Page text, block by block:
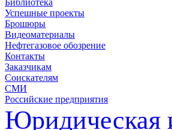
Успешные проекты
Брошюры
Видеоматериалы
Нефтегазовое обозрение
Контакты
Заказчикам
Соискателям
СМИ
Российские предприятия
Юридическая